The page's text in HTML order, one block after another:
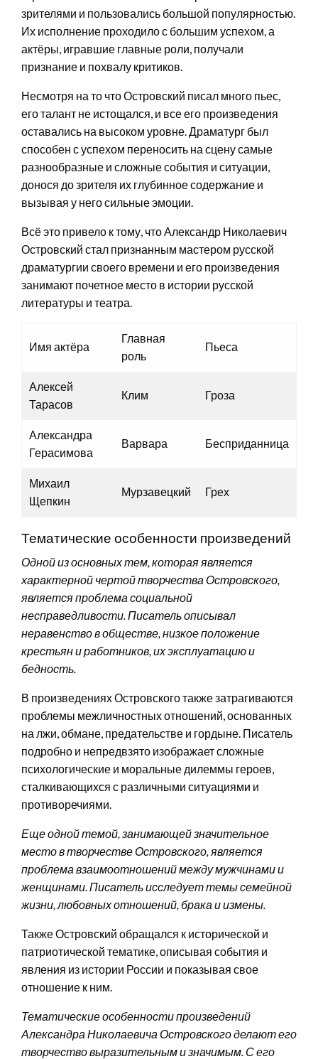
зрителями и пользовались большой популярностью.
Их исполнение проходило с большим успехом, а
актёры, игравшие главные роли, получали
признание и похвалу критиков.
Несмотря на то что Островский писал много пьес,
его талант не истощался, и все его произведения
оставались на высоком уровне. Драматург был
способен с успехом переносить на сцену самые
разнообразные и сложные события и ситуации,
донося до зрителя их глубинное содержание и
вызывая у него сильные эмоции.
Всё это привело к тому, что Александр Николаевич
Островский стал признанным мастером русской
драматургии своего времени и его произведения
занимают почетное место в истории русской
литературы и театра.
Имя актёра
Главная
роль
Пьеса
Алексей
Тарасов
Клим Гроза
Александра
Герасимова
Варвара Бесприданница
Михаил
Щепкин
Мурзавецкий Грех
Тематические особенности произведений
Одной из основных тем, которая является
характерной чертой творчества Островского,
является проблема социальной
несправедливости. Писатель описывал
неравенство в обществе, низкое положение
крестьян и работников, их эксплуатацию и
бедность.
В произведениях Островского также затрагиваются
проблемы межличностных отношений, основанных
на лжи, обмане, предательстве и гордыне. Писатель
подробно и непредвзято изображает сложные
психологические и моральные дилеммы героев,
сталкивающихся с различными ситуациями и
противоречиями.
Еще одной темой, занимающей значительное
место в творчестве Островского, является
проблема взаимоотношений между мужчинами и
женщинами. Писатель исследует темы семейной
жизни, любовных отношений, брака и измены.
Также Островский обращался к исторической и
патриотической тематике, описывая события и
явления из истории России и показывая свое
отношение к ним.
Тематические особенности произведений
Александра Николаевича Островского делают его
творчество выразительным и значимым. С его